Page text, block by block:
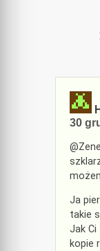
30
Ja
takie
Jak Ci
kopie